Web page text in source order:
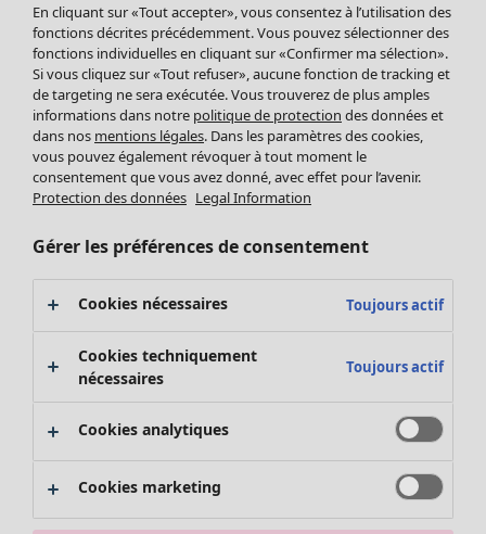
Leggings et collants
Accessoires
Chaussures
Vêtements de bain
Basics
Soldes Mobilier
Bonnes affaires déco
Décoration
Textiles
Tapis
Éponge
Promos SOLDES
Les promos de Gudrun Sjödén
Nouvel arrivage
Bonnes affaires en soldes - jusqu'à -70
En cliquant sur «Tout accepter», vous consentez à l’utilisation des
fonctions décrites précédemment. Vous pouvez sélectionner des
fonctions individuelles en cliquant sur «Confirmer ma sélection».
Si vous cliquez sur «Tout refuser», aucune fonction de tracking et
de targeting ne sera exécutée. Vous trouverez de plus amples
informations dans notre politique de protection des données et
dans nos mentions légales. Dans les paramètres des cookies,
vous pouvez également révoquer à tout moment le
consentement que vous avez donné, avec effet pour l’avenir.
Protection des données Legal Information
Gérer les préférences de consentement
Cookies nécessaires Toujours actif
Cookies techniquement
nécessaires
Toujours actif
Cookies analytiques
Cookies marketing